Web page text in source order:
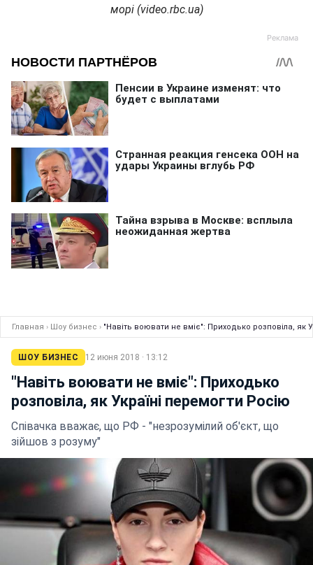
морі (video.rbc.ua)
Главная › Шоу бизнес › "Навіть воювати не вміє": Приходько розповіла, як
ШОУ БИЗНЕС 12 июня 2018 · 13:12
"Навіть воювати не вміє": Приходько
розповіла, як Україні перемогти Росію
Співачка вважає, що РФ - "незрозумілий об'єкт, що
зійшов з розуму"